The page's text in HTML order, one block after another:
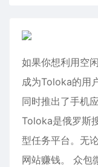
如果你想利用空
成为Toloka的用
同时推出了手机
Toloka是俄罗斯
型任务平台。无
网站赚钱。 众包